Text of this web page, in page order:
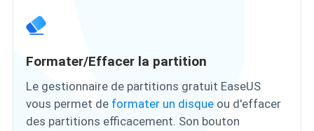
Formater/Effacer la partition
Le gestionnaire de partitions gratuit EaseUS
vous permet deformater un disqueou d'effacer
des partitions efficacement. Son bouton